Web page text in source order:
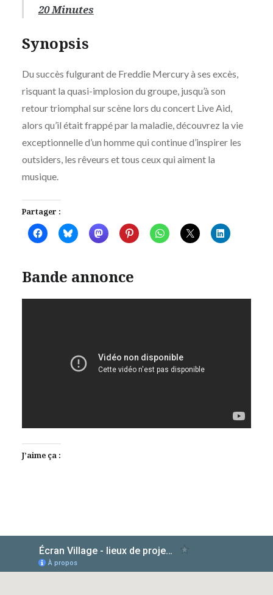
20 Minutes
Synopsis
Du succès fulgurant de Freddie Mercury à ses excès,
risquant la quasi-implosion du groupe, jusqu’à son
retour triomphal sur scène lors du concert Live Aid,
alors qu’il était frappé par la maladie, découvrez la vie
exceptionnelle d’un homme qui continue d’inspirer les
outsiders, les rêveurs et tous ceux qui aiment la
musique.
Partager :
Bande annonce
J’aime ça :
AlloCiné